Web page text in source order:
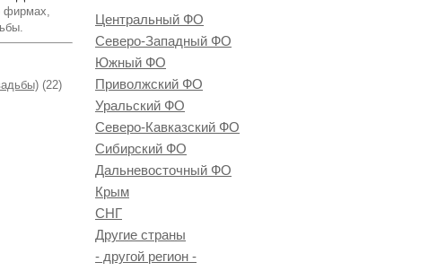
фирмах,
(22)
Центральный ФО
Северо-Западный ФО
Южный ФО
Приволжский ФО
Уральский ФО
Северо-Кавказский ФО
Сибирский ФО
Дальневосточный ФО
Крым
СНГ
Другие страны
- другой регион -